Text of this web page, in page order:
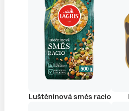
Luštěninová směs racio